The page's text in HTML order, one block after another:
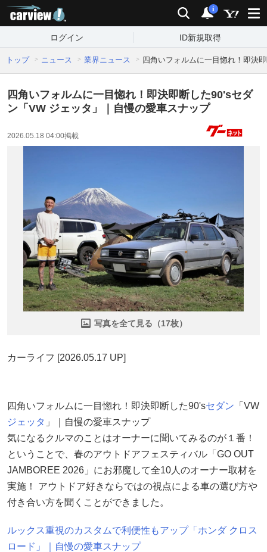
検索 通知
i
ログイン ID新規取得
トップ ニュース 業界ニュース 四角いフォルムに一目惚れ！即決
四角いフォルムに一目惚れ！即決即断した90'sセダ
ン「VW ジェッタ」｜自慢の愛車スナップ
2026.05.18 04:00掲載
写真を全て見る（17枚）
カーライフ [2026.05.17 UP]
四角いフォルムに一目惚れ！即決即断した90'sセダン 「VW
ジェッタ 」｜自慢の愛車スナップ
気になるクルマのことはオーナーに聞いてみるのが１番！
ということで、春のアウトドアフェスティバル「GO OUT
JAMBOREE 2026」にお邪魔して全10人のオーナー取材を
実施！ アウトドア好きならではの視点による車の選び方や
付き合い方を聞くことができました。
ルックス重視のカスタムで利便性もアップ「ホンダ クロス
ロード」｜自慢の愛車スナップ